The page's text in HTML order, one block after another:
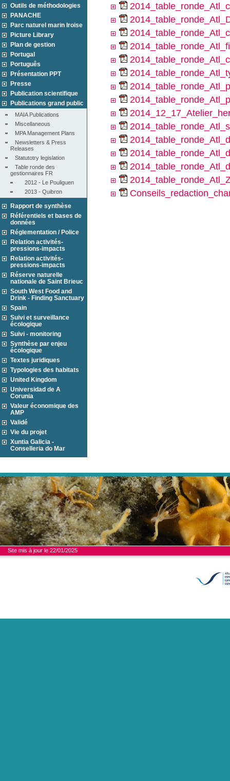
Outils de méthodologies
PANACHE
Parc naturel marin Iroise
Picture Library
Plan de gestion
Portugal
Português
Présentation PPT
Presse
Publication scientifique
Publications grand public
MAIA Publications
Miscellaneous
MPA Management Plans
Newsletters & Press
Releases
Statutotry legislation
Table ronde des
gestionnaires FR
2012 - Le Pouliguen
2013 - Quibron
Rapport de synthèse
Référentiels et bases de
données
Réglementation / Police
Relation activités-
pressions-impacts
Relation activités-
pressions-impacts
Réserve naturelle
nationale de Saint Brieuc
South West Food and
Drink - Finding Sanctuary
Spain
Suivi et surveillance
écologique
Suivi - monitoring
Synthèse par enjeu
écologique
Textes juridiques
Typologies des habitats
United Kingdom
Universidad de A
Corunia
Valeur économique des
AMP
Validé
Vie du projet
Xuntia Galicia -
Conselleria do Mar
Site mis à jour le 22/01/2025